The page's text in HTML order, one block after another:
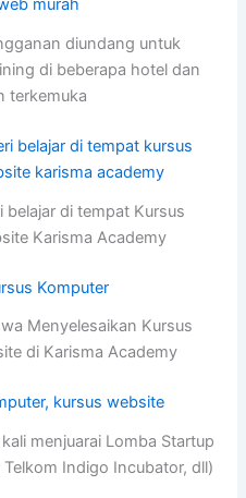
diundang untuk
di beberapa hotel dan
terkemuka
di tempat Kursus
Karisma Academy
Menyelesaikan Kursus
di Karisma Academy
menjuarai Lomba Startup
Indigo Incubator, dll)